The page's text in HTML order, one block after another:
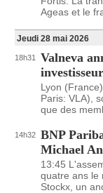
Ageas et le
Jeudi 28 mai 2026
18h31
Valneva
Lyon
Paris: VLA),
que des
14h32 BNP
Michael
13:45
quatre ans le
Stockx, un